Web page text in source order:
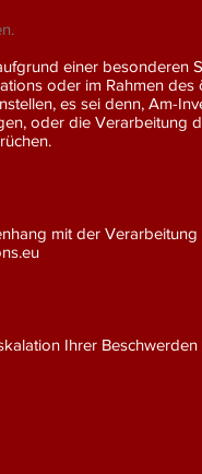
einer besonderen
oder im Rahmen des
es sei denn, Am-
oder die Verarbeitung
mit der
Ihrer